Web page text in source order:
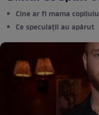
Cine ar fi mama
Ce speculații au apărut